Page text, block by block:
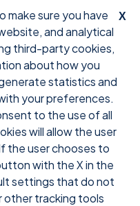
X
make sure you have
and analytical
third-party cookies,
about how you
statistics and
your preferences.
to the use of all
will allow the user
the user chooses to
with the X in the
settings that do not
other tracking tools
con un